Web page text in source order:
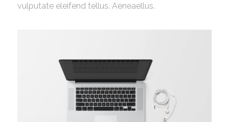
vulputate eleifend tellus. Aeneaellus.